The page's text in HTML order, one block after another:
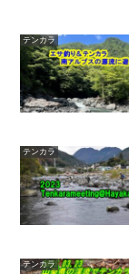
テンカラ
テンカラ
テンカラ